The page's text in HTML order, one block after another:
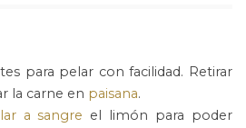
para pelar con facilidad. Retirar
la carne en paisana.
a sangre el limón para poder